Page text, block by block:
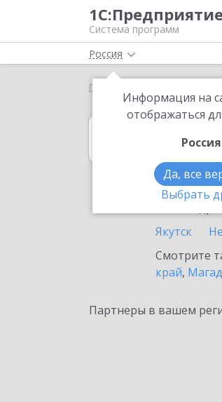
Система программ
Россия
Информация на
отображаться
Россия
Да, все
Выбрать
Главная
в
Якутск
Смотрите
край,
Партнеры в вашем